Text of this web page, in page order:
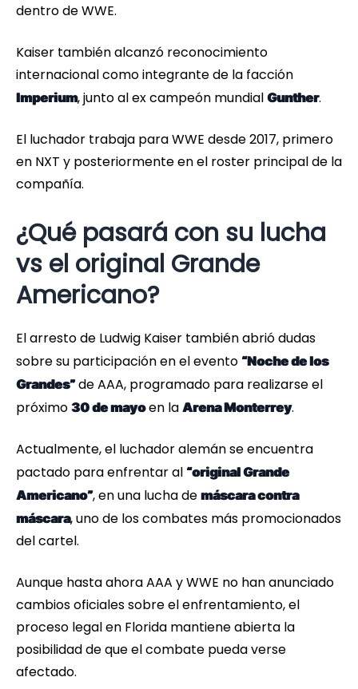
dentro de WWE.
Kaiser también alcanzó reconocimiento
internacional como integrante de la facción
Imperium, junto al ex campeón mundial Gunther.
El luchador trabaja para WWE desde 2017, primero
en NXT y posteriormente en el roster principal de la
compañía.
¿Qué pasará con su lucha
vs el original Grande
Americano?
El arresto de Ludwig Kaiser también abrió dudas
sobre su participación en el evento “Noche de los
Grandes”de AAA, programado para realizarse el
próximo 30 de mayoen la Arena Monterrey.
Actualmente, el luchador alemán se encuentra
pactado para enfrentar al “original Grande
Americano”, en una lucha de máscara contra
máscara, uno de los combates más promocionados
del cartel.
Aunque hasta ahora AAA y WWE no han anunciado
cambios oficiales sobre el enfrentamiento, el
proceso legal en Florida mantiene abierta la
posibilidad de que el combate pueda verse
afectado.